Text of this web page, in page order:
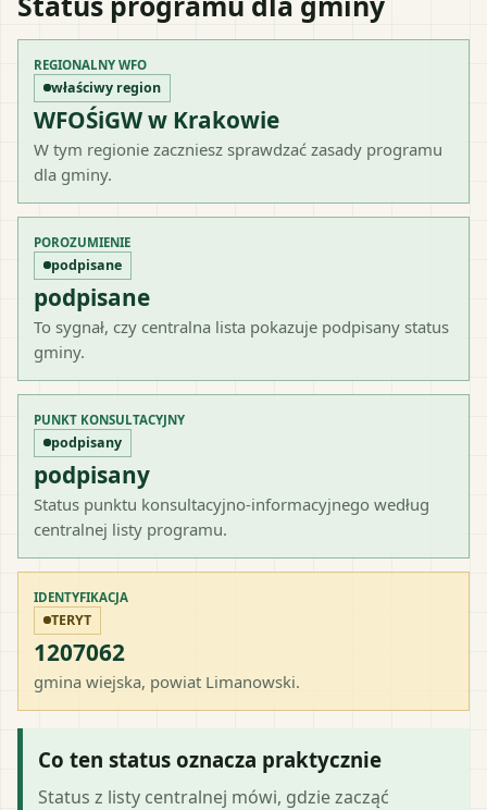
REGIONALNY WFO
właściwy region
WFOŚiGW w Krakowie
W tym regionie zaczniesz sprawdzać zasady programu
dla gminy.
POROZUMIENIE
podpisane
podpisane
To sygnał, czy centralna lista pokazuje podpisany status
gminy.
PUNKT KONSULTACYJNY
podpisany
podpisany
Status punktu konsultacyjno-informacyjnego według
centralnej listy programu.
IDENTYFIKACJA
TERYT
1207062
gmina wiejska, powiat Limanowski.
Co ten status oznacza praktycznie
Status z listy centralnej mówi, gdzie zacząć